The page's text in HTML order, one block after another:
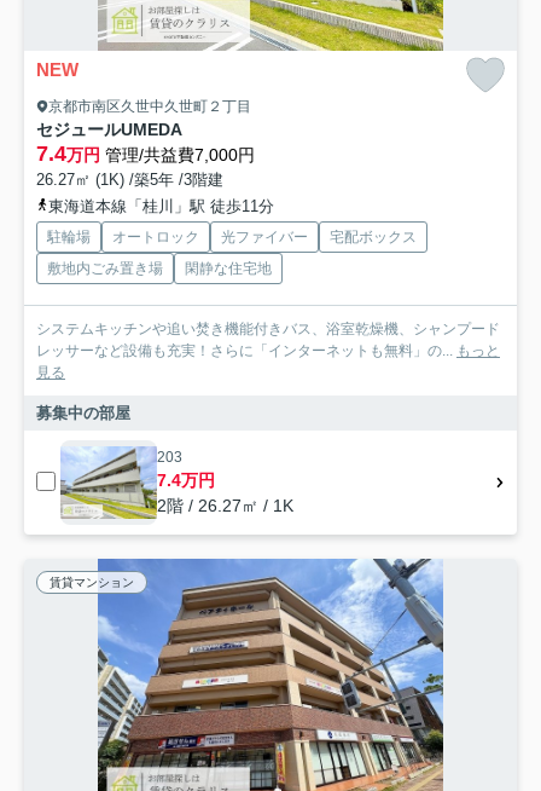
NEW
京都市南区久世中久世町２丁目
セジュールUMEDA
7.4万円 管理/共益費7,000円
26.27㎡ (1K) /築5年 /3階建
東海道本線「桂川」駅 徒歩11分
駐輪場 オートロック 光ファイバー
宅配ボックス
敷地内ごみ置き場
閑静な住宅地
システムキッチンや追い焚き機能付きバス、浴室乾燥機、シャンプード
レッサーなど設備も充実！さらに「インターネットも無料」の...
もっと
見る
募集中の部屋
203
7.4万円
2階 / 26.27㎡ / 1K
賃貸マンション